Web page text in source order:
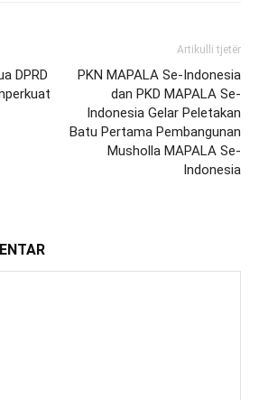
DPRD
Artikulli tjetër
PKN MAPALA Se-Indonesia
dan PKD MAPALA Se-
Indonesia Gelar Peletakan
Batu Pertama Pembangunan
Musholla MAPALA Se-
Indonesia